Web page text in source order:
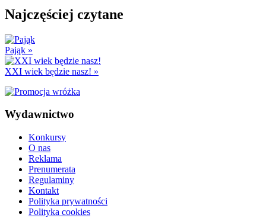
Najczęściej czytane
Pająk »
XXI wiek będzie nasz! »
Wydawnictwo
Konkursy
O nas
Reklama
Prenumerata
Regulaminy
Kontakt
Polityka prywatności
Polityka cookies